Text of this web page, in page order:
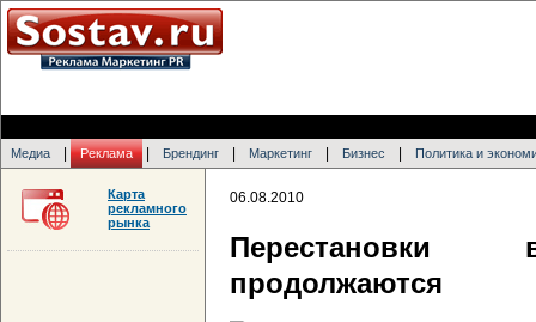
Медиа Реклама Брендинг Маркетинг Бизнес Политика и
06.08.2010
Перестановки
продолжаются
Карта
рекламного
рынка